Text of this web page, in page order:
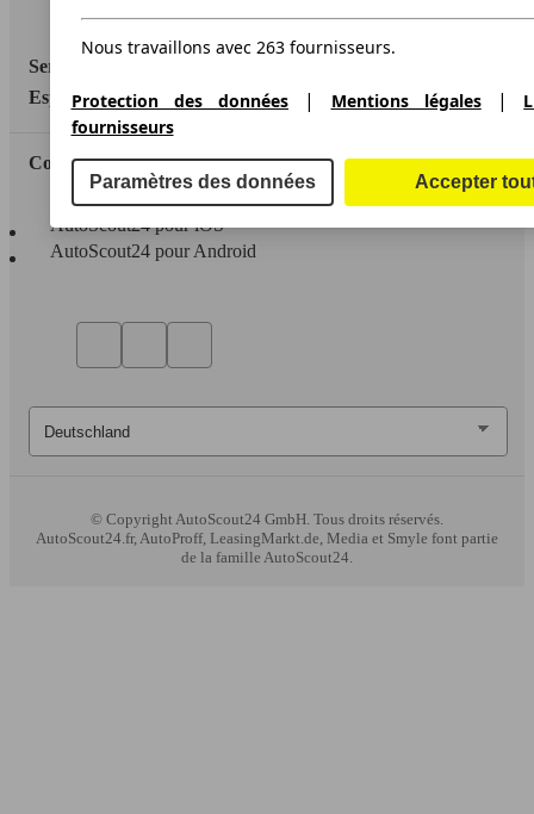
Service
Espace Pro
Contact
AutoScout24 pour iOS
AutoScout24 pour Android
© CopyrightAutoScout24 GmbH. Tous droits réservés.
AutoScout24.fr, AutoProff, LeasingMarkt.de, Media et Smyle font partie
de la famille AutoScout24.
Nous travaillons avec 263 fournisseurs.
Protection des données | Mentions légales|
fournisseurs
Paramètres des données Accepter